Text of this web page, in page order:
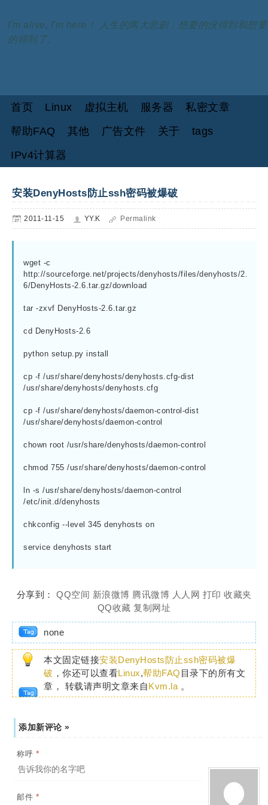
I'm alive, I'm here！ 人生的两大悲剧：想要的没得到和想要
的得到了。
首页 Linux 虚拟主机 服务器
私密文章
帮助FAQ
其他 广告文件 关于
tags
IPv4计算器
安装DenyHosts防止ssh密码被爆破
2011-11-15 YY.K Permalink
wget -c
http://sourceforge.net/projects/denyhosts/files/denyhosts/2.
6/DenyHosts-2.6.tar.gz/download
tar -zxvf DenyHosts-2.6.tar.gz
cd DenyHosts-2.6
python setup.py install
cp -f /usr/share/denyhosts/denyhosts.cfg-dist
/usr/share/denyhosts/denyhosts.cfg
cp -f /usr/share/denyhosts/daemon-control-dist
/usr/share/denyhosts/daemon-control
chown root /usr/share/denyhosts/daemon-control
chmod 755 /usr/share/denyhosts/daemon-control
ln -s /usr/share/denyhosts/daemon-control
/etc/init.d/denyhosts
chkconfig --level 345 denyhosts on
service denyhosts start
分享到： QQ空间 新浪微博 腾讯微博 人人网 打印 收藏夹
QQ收藏 复制网址
none
本文固定链接安装DenyHosts防止ssh密码被爆
破 ，你还可以查看Linux,帮助FAQ 目录下的所有文
章， 转载请声明文章来自Kvm.la 。
添加新评论 »
称呼 *
邮件 *